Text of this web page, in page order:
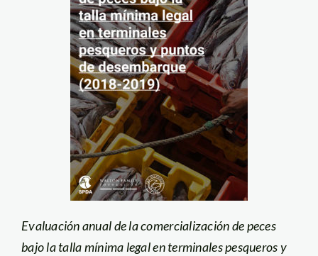
Evaluación anual de la comercialización de peces
bajo la talla mínima legal en terminales pesquerosy